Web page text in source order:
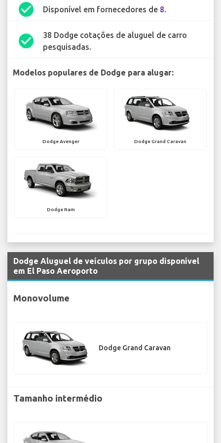
check_circle Disponível em fornecedores de 8.
check_circle
38 Dodge cotações de aluguel de carro
pesquisadas.
Modelos populares de Dodge para alugar:
Dodge Avenger Dodge Grand Caravan
Dodge Ram
Dodge Aluguel de veículos por grupo disponível
em El Paso Aeroporto
Monovolume
Dodge Grand Caravan
Tamanho intermédio